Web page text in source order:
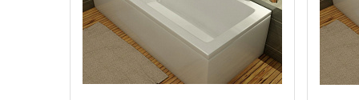
Вес, кг 33 Вес, кг